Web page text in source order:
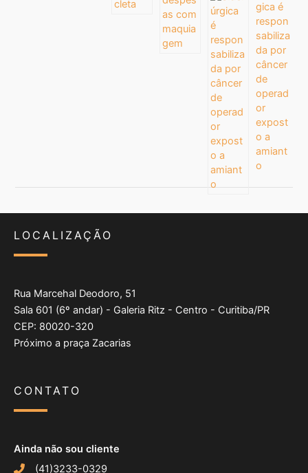
gica é
respon
sabiliza
da por
câncer
de
operad
or
expost
o a
amiant
o
LOCALIZAÇÃO
Rua Marcehal Deodoro, 51
Sala 601 (6º andar) - Galeria Ritz - Centro - Curitiba/PR
CEP: 80020-320
Próximo a praça Zacarias
CONTATO
Ainda não sou cliente
(41)3233-0329